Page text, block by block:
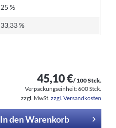
25 %
33,33 %
45,10 €/ 100 Stck.
Verpackungseinheit:600 Stck.
zzgl. MwSt. zzgl. Versandkosten
In denWarenkorb